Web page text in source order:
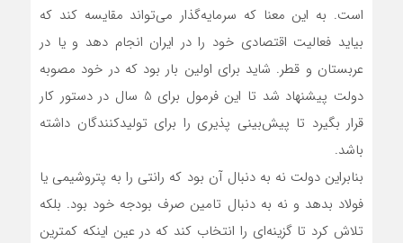
است. به این معنا که سرمایه‌گذار می‌تواند مقایسه کند که
بیاید فعالیت اقتصادی خود را در ایران انجام دهد و یا در
عربستان و قطر. شاید برای اولین بار بود که در خود مصوبه
دولت پیشنهاد شد تا این فرمول برای 5 سال در دستور کار
قرار بگیرد تا پیش‌بینی پذیری را برای تولیدکنندگان داشته
باشد.
بنابراین دولت نه به دنبال آن بود که رانتی را به پتروشیمی‌ یا
فولاد بدهد و نه به دنبال تامین صرف بودجه خود بود. بلکه
تلاش کرد تا گزینه‌ای را انتخاب کند که در عین اینکه کمترین